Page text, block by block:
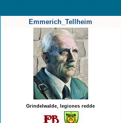
Emmerich_Tellheim
Grindelwalde, legiones redde